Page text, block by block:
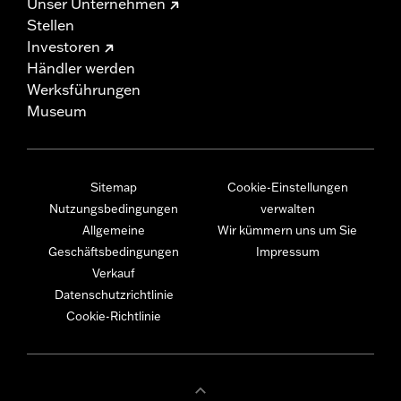
Stellen
Investoren
Händler werden
Werksführungen
Museum
Sitemap
Nutzungsbedingungen
Allgemeine
Geschäftsbedingungen
Verkauf
Datenschutzrichtlinie
Cookie-Richtlinie
Cookie-Einstellungen
verwalten
Wir kümmern uns um Sie
Impressum